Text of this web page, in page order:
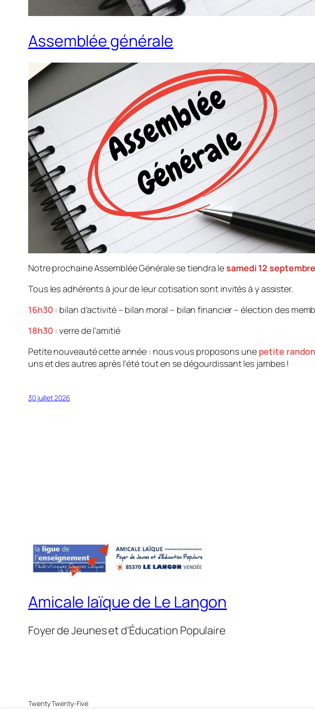
Assemblée générale
Notre prochaine Assemblée Générale se tiendra lesamedi 12
Tous les adhérents à jour de leur cotisation sont invités à y assister.
16h30 : bilan d’activité – bilan moral – bilan financier – élection des
18h30 : verre de l’amitié
Petite nouveauté cette année : nous vous proposons une petite
uns et des autres après l’été tout en se dégourdissant les jambes !
30 juillet 2026
Amicale laïque de Le Langon
Foyer de Jeunes et d'Éducation Populaire
Twenty Twenty-Five